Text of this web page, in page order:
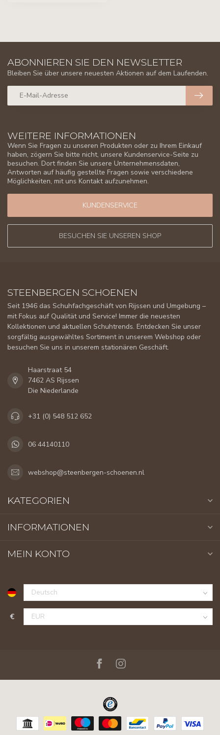
WEITERE INFORMATIONEN
Wenn Sie Fragen zu unseren Produkten oder zu Ihrem Einkauf
haben, zögern Sie bitte nicht, unsere Kundenservice-Seite zu
besuchen. Dort finden Sie unsere Unternehmensdaten,
Antworten auf häufig gestellte Fragen sowie verschiedene
Möglichkeiten, mit uns Kontakt aufzunehmen.
KUNDENSERVICE
BESUCHEN SIE UNSEREN SHOP
ABONNIEREN SIE DEN NEWSLETTER
Bleiben Sie über unsere neuesten Aktionen auf dem Laufenden.
STEENBERGEN SCHOENEN
Seit 1946 das Schuhfachgeschäft von Rijssen und Umgebung –
mit Fokus auf Qualität und Service! Immer die neuesten
Kollektionen und aktuellen Schuhtrends. Entdecken Sie unser
sorgfältig ausgewähltes Sortiment in unserem Webshop oder
besuchen Sie uns in unserem stationären Geschäft.
Haarstraat 54
7462 AS Rijssen
Die Niederlande
+31 (0) 548 512 652
06 44140110
webshop@steenbergen-schoenen.nl
KATEGORIEN
INFORMATIONEN
MEIN KONTO
€